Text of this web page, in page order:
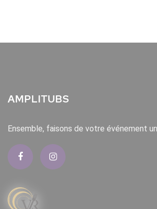
AMPLITUBS
Ensemble, faisons de votre événement